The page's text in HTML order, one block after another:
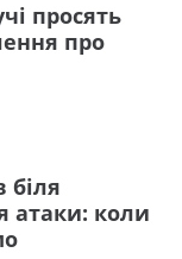
просять
про
біля
атаки: коли